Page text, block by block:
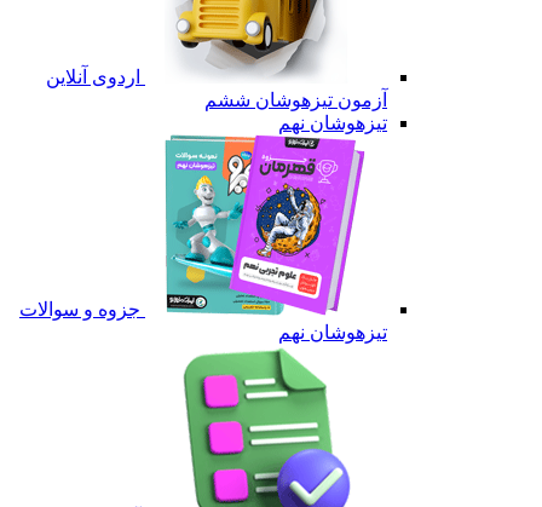
اردوی آنلاین
آزمون تیزهوشان ششم
تیزهوشان نهم
جزوه و سوالات
تیزهوشان نهم